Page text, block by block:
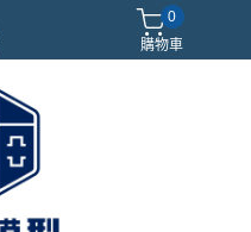
閃電霹靂車
0
購物車